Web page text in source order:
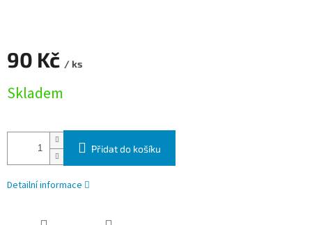
90 Kč / ks
Skladem
Přidat do košíku
Detailní informace